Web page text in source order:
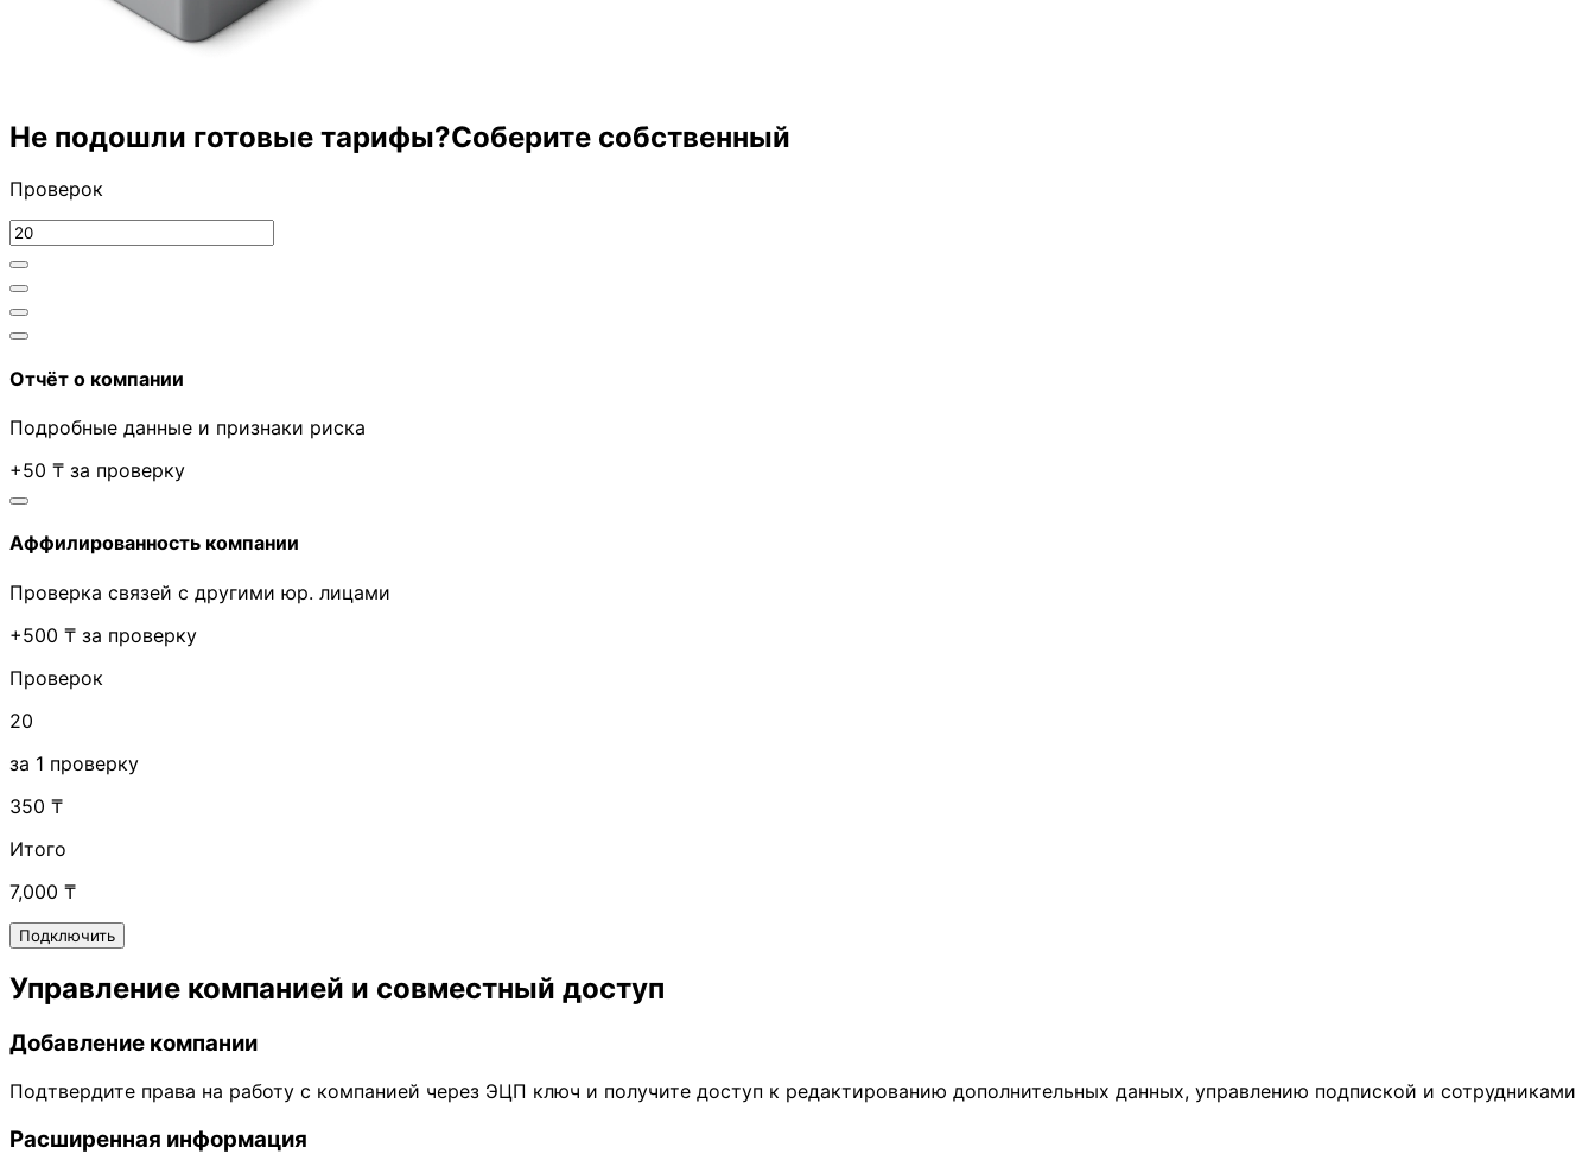
Не подошли готовые тарифы?Соберите собственный
Проверок
Отчёт о компании
Подробные данные и признаки риска
+50 ₸ за проверку
Аффилированность компании
Проверка связей с другими юр. лицами
+500 ₸ за проверку
Проверок
20
за 1 проверку
350 ₸
Итого
7,000 ₸
Подключить
Управление компанией и совместный доступ
Добавление компании
Подтвердите права на работу с компанией через ЭЦП ключ и получите доступ к редактированию дополнительных данных, управлению подпиской и сотрудниками
Расширенная информация